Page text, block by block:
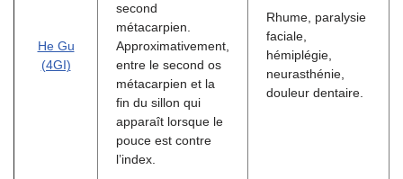
He Gu
(4GI)
second
métacarpien.
Approximativement,
entre le second os
métacarpien et la
fin du sillon qui
apparaît lorsque le
pouce est contre
l’index.
Rhume, paralysie
faciale,
hémiplégie,
neurasthénie,
douleur dentaire.